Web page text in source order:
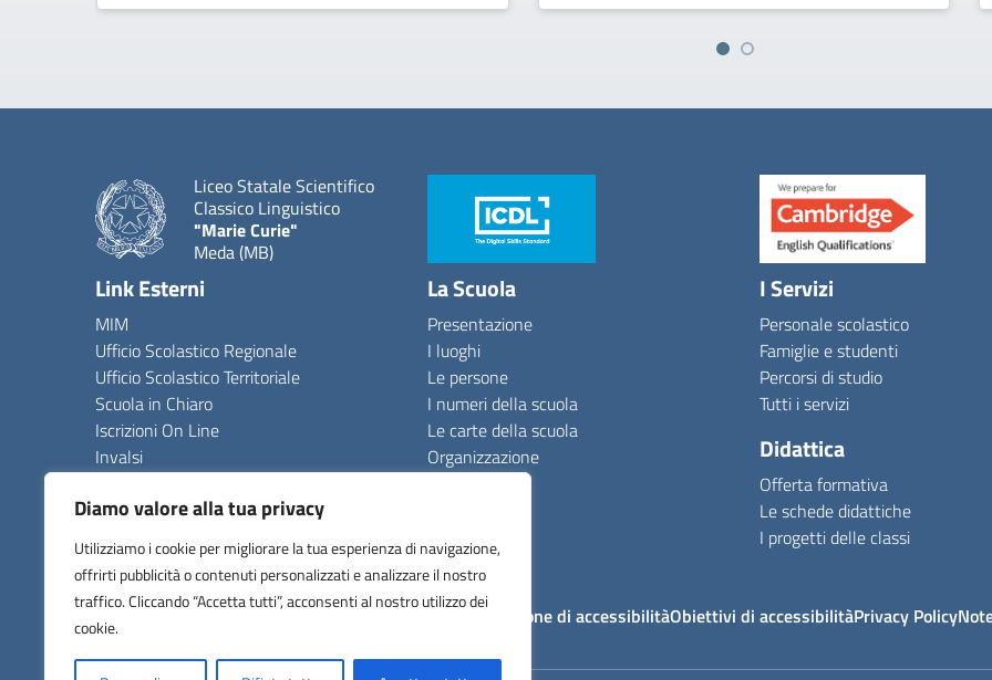
Diamo valore alla tua privacy
Utilizziamo i cookie per migliorare la tua esperienza di navigazione,
offrirti pubblicità o contenuti personalizzati e analizzare il nostro
traffico. Cliccando “Accetta tutti”, acconsenti al nostro utilizzo dei
cookie.
Liceo Statale Scientifico
Classico Linguistico
"Marie Curie"
Meda (MB)
Link Esterni
MIM
Ufficio Scolastico Regionale
Ufficio Scolastico Territoriale
Scuola in Chiaro
Iscrizioni On Line
Invalsi
La Scuola
Presentazione
I luoghi
Le persone
I numeri della scuola
Le carte della scuola
Organizzazione
I Servizi
Personale scolastico
Famiglie e studenti
Percorsi di studio
Tutti i servizi
Didattica
Offerta formativa
Le schede didattiche
I progetti delle classi
Albo onlineAmministrazione TrasparenteANACDichiarazione di accessibilitàObiettivi di accessibilitàPrivacy Policy